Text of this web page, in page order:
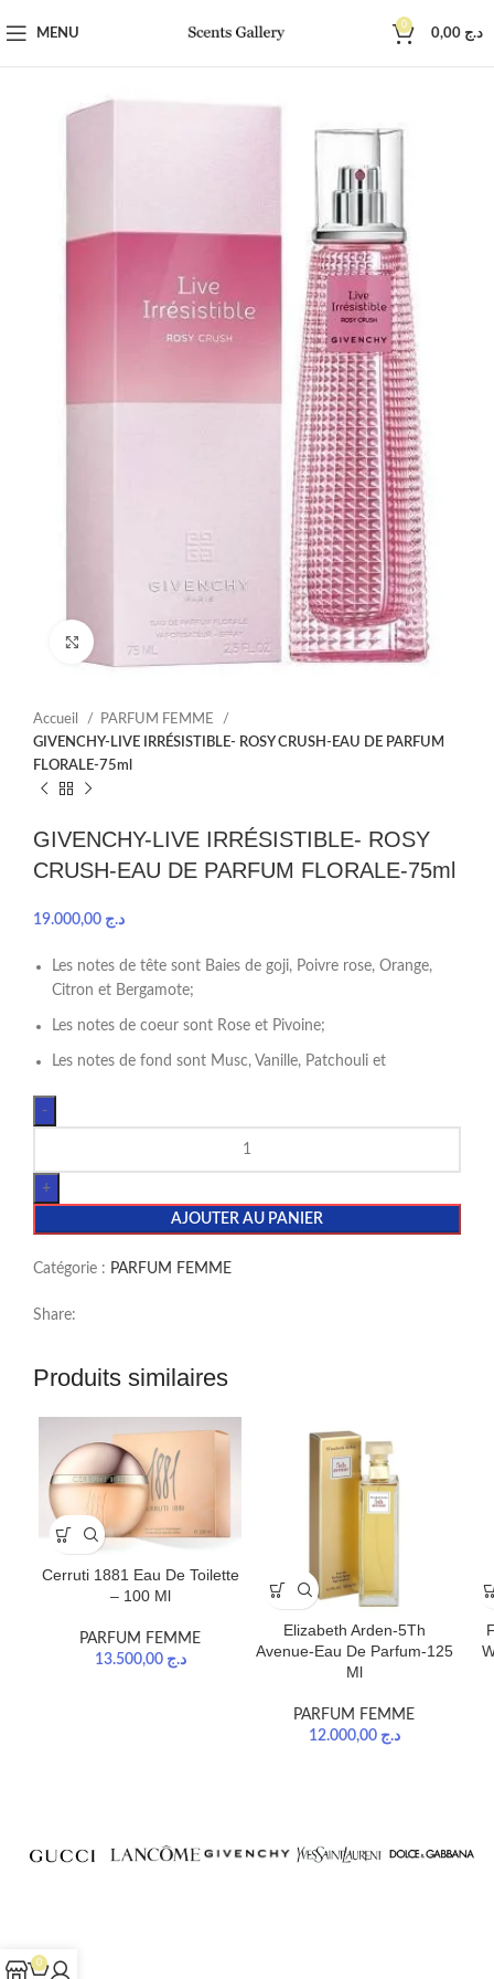
MENU
0
د.ج
Click to enlarge
Accueil
PARFUM FEMME
GIVENCHY-LIVE IRRÉSISTIBLE- ROSY CRUSH-EAU DE PARFUM
FLORALE-75ml
GIVENCHY-LIVE IRRÉSISTIBLE- ROSY
CRUSH-EAU DE PARFUM FLORALE-75ml
د.ج
Les notes de tête sont Baies de goji, Poivre rose, Orange,
Citron et Bergamote;
Les notes de coeur sont Rose et Pivoine;
Les notes de fond sont Musc, Vanille, Patchouli et
AJOUTER AU PANIER
Catégorie : PARFUM FEMME
Share:
Produits similaires
Cerruti 1881 Eau De Toilette
– 100 Ml
PARFUM FEMME
د.ج 13.500,00
Elizabeth Arden-5Th
Avenue-Eau De Parfum-125
Ml
PARFUM FEMME
د.ج 12.000,00
0